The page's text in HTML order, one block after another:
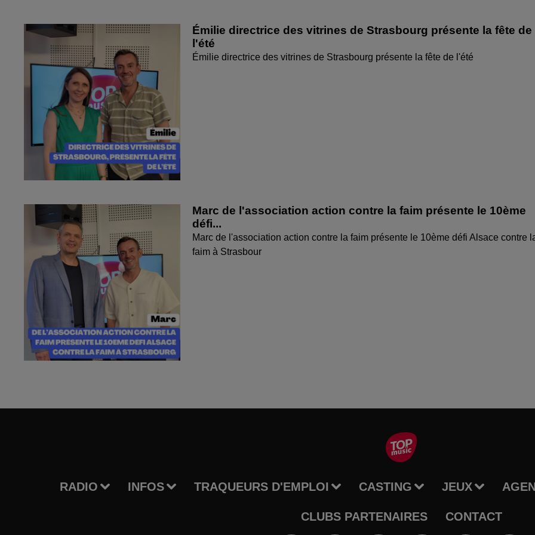
Émilie directrice des vitrines de Strasbourg présente la fête de
l'été
Émilie directrice des vitrines de Strasbourg présente la fête de l'été
Marc de l'association action contre la faim présente le 10ème
défi...
Marc de l'association action contre la faim présente le 10ème défi Alsace contre
faim à Strasbour
RADIO INFOS TRAQUEURS D'EMPLOI CASTING JEUX
CLUBS PARTENAIRES CONTACT